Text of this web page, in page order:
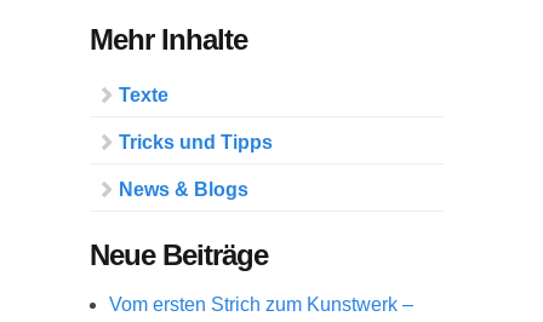
Mehr Inhalte
Texte
Tricks und Tipps
News & Blogs
Neue Beiträge
Vom ersten Strich zum Kunstwerk –